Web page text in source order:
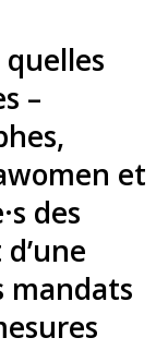
–
et
des
mandats